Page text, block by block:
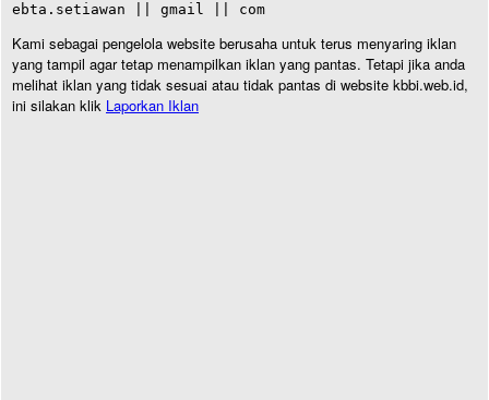
ebta.setiawan || gmail || com
Kami sebagai pengelola website berusaha untuk terus menyaring iklan
yang tampil agar tetap menampilkan iklan yang pantas. Tetapi jika anda
melihat iklan yang tidak sesuai atau tidak pantas di website kbbi.web.id,
ini silakan klik Laporkan Iklan